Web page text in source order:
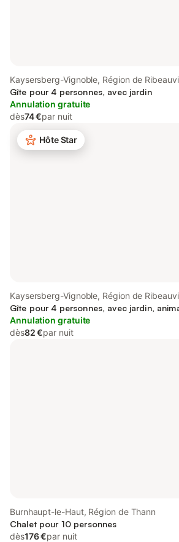
Kaysersberg-Vignoble, Région de
Gîte pour 4 personnes, avec jardin
Annulation gratuite
dès74 €par nuit
Hôte Star
Kaysersberg-Vignoble, Région de
Gîte pour 4 personnes, avec jardin,
Annulation gratuite
dès82 €par nuit
Burnhaupt-le-Haut, Région de Thann
Chalet pour 10 personnes
dès176 €par nuit